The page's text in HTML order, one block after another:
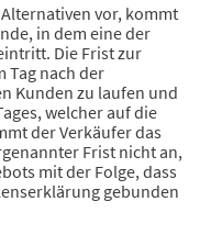
vor, kommt
in dem eine der
Die Frist zur
Tag nach der
Kunden zu laufen und
welcher auf die
der Verkäufer das
Frist nicht an,
mit der Folge, dass
gebunden